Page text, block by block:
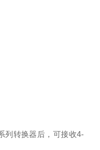
列转换器后，可接收4-